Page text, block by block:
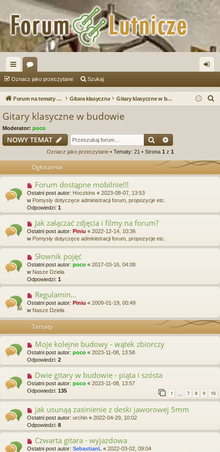
ię
ce
or
a og
Oznacz jako przeczytane Szukaj
Forum na tematy budowy instrumentów Gitara klasyczna Gitary klasyczne w budowie
Gitary klasyczne w budowie
Moderator: poco
NOWY TEMAT Szukaj
Oznacz jako przeczytane• Tematy: 21 • Strona 1 z 1
Ogłoszenia
Forum dostąpne mobilnie!!!
Ostatni post autor: Hoczkins « 2023-08-07, 13:53
w Pomysły dotyczęce administracji forum, propozycje etc.
Odpowiedzi: 1
Jak załączać zdjęcia i filmy na forum?
Ostatni post autor: Piniu « 2022-12-14, 10:36
w Pomysły dotyczęce administracji forum, propozycje etc.
Słownik pojęć
Ostatni post autor: poco « 2017-03-16, 04:08
w Nasze Dzieła
Odpowiedzi: 1
Regulamin...
Ostatni post autor: Piniu « 2009-01-19, 00:49
w Nasze Dzieła
Tematy
Moje kolejne budowy - wątek zbiorczy
Ostatni post autor: poco « 2023-11-08, 13:58
Odpowiedzi: 2
Dwie gitary w budowie - piąta i szósta
Ostatni post autor: poco « 2023-11-08, 13:57
Odpowiedzi: 135 1 7 8 9 10
jak usunąą zasinienie z deski jaworowej 5mm
Ostatni post autor: urchin « 2022-04-29, 10:02
Odpowiedzi: 8
Czwarta gitara - wyjazdowa
Ostatni post autor: SebastianL « 2022-03-02, 09:04